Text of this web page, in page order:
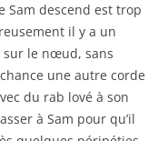
Sam descend est trop
il y a un
le nœud, sans
une autre corde
du rab lové à son
à Sam pour qu’il